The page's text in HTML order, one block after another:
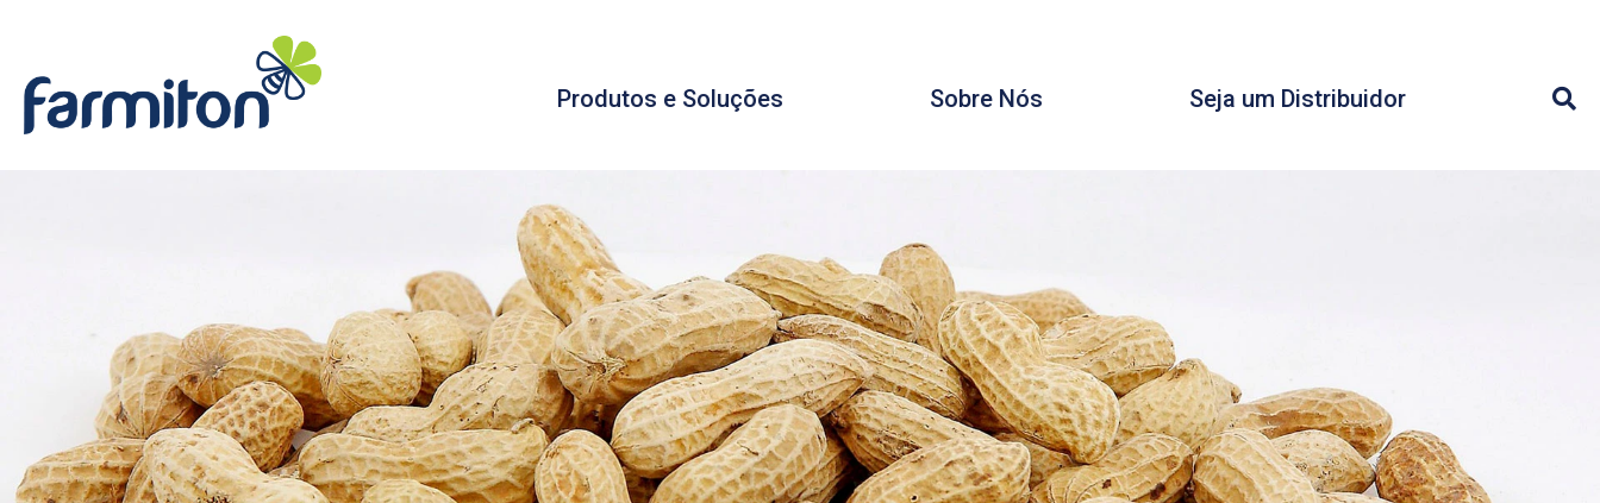
Produtos e Soluções Sobre Nós Seja um Distribuidor